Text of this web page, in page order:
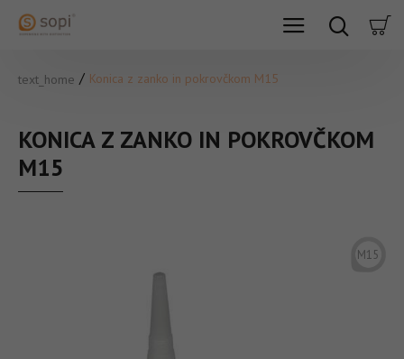
text_home Konica z zanko in pokrovčkom M15
KONICA Z ZANKO IN POKROVČKOM
M15
M15